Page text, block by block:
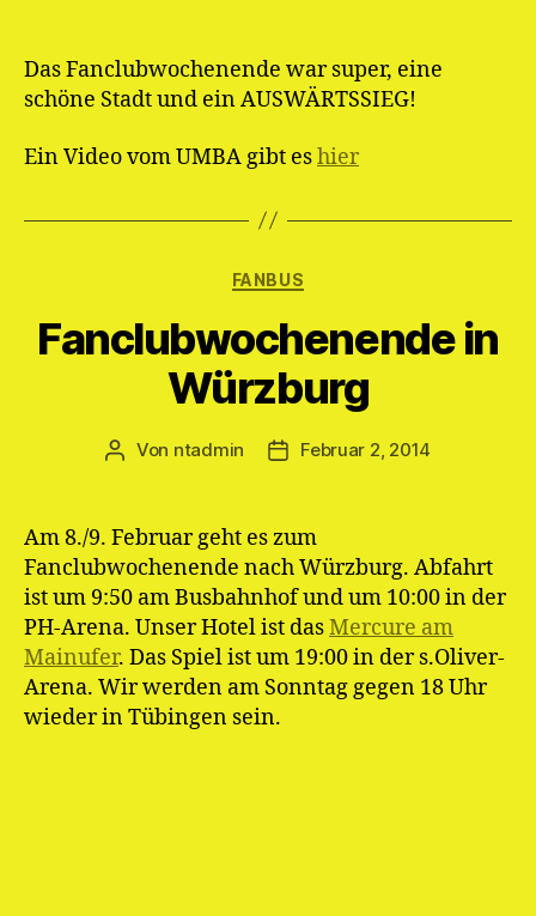
Das Fanclubwochenende war super, eine
schöne Stadt und ein AUSWÄRTSSIEG!
Ein Video vom UMBA gibt eshier
Kategorien
FANBUS
Fanclubwochenende in
Würzburg
Beitragsautor
Von ntadmin Veröffentlichungsdatum
Februar 2, 2014
Am 8./9. Februar geht es zum
Fanclubwochenende nach Würzburg. Abfahrt
ist um 9:50 am Busbahnhof und um 10:00 in der
PH-Arena. Unser Hotel ist dasMercure am
Mainufer. Das Spiel ist um 19:00 in der s.Oliver-
Arena. Wir werden am Sonntag gegen 18 Uhr
wieder in Tübingen sein.